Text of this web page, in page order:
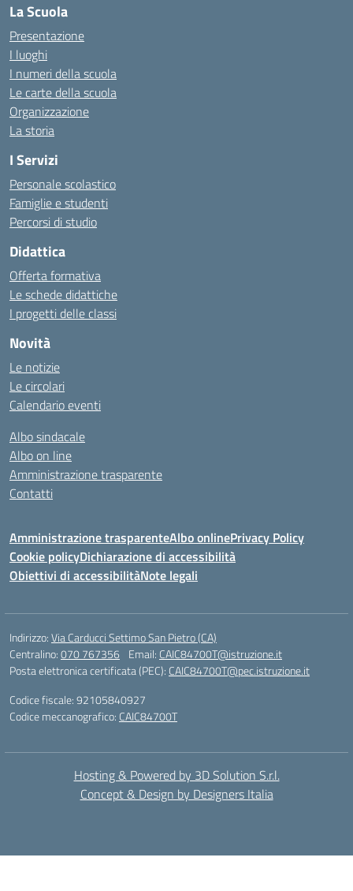
La Scuola
Presentazione
I luoghi
I numeri della scuola
Le carte della scuola
Organizzazione
La storia
I Servizi
Personale scolastico
Famiglie e studenti
Percorsi di studio
Didattica
Offerta formativa
Le schede didattiche
I progetti delle classi
Novità
Le notizie
Le circolari
Calendario eventi
Albo sindacale
Albo on line
Amministrazione trasparente
Contatti
Amministrazione trasparenteAlbo onlinePrivacy Policy
Cookie policyDichiarazione di accessibilità
Obiettivi di accessibilitàNote legali
Indirizzo:Via Carducci Settimo San Pietro (CA)
Centralino:070 767356 Email: CAIC84700T@istruzione.it
Posta elettronica certificata (PEC): CAIC84700T@pec.istruzione.it
Codice fiscale: 92105840927
Codice meccanografico: CAIC84700T
Hosting & Powered by 3D Solution S.r.l.
Concept & Design by Designers Italia